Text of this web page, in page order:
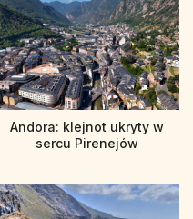
Andora: klejnot ukryty w
sercu Pirenejów